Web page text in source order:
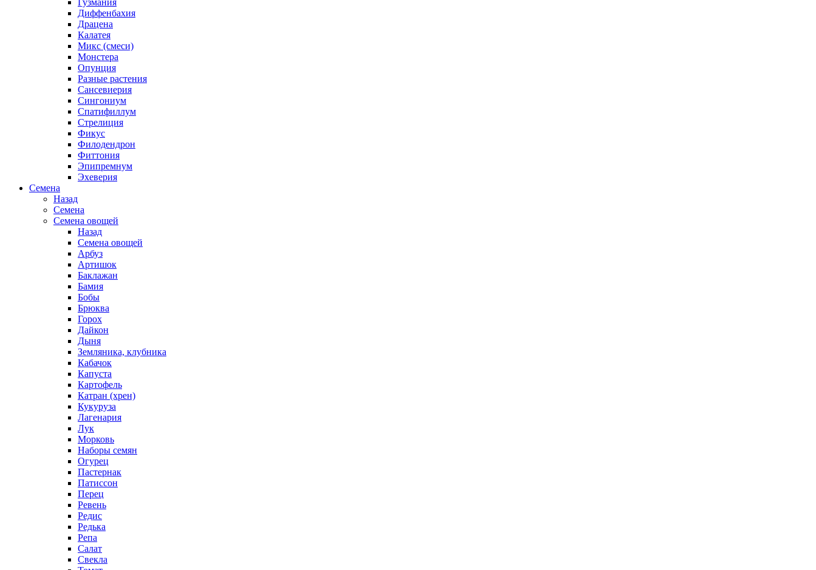
Гузмания
Диффенбахия
Драцена
Калатея
Микс (смеси)
Монстера
Опунция
Разные растения
Сансевиерия
Сингониум
Спатифиллум
Стрелиция
Фикус
Филодендрон
Фиттония
Эпипремнум
Эхеверия
Семена
Назад
Семена
Семена овощей
Назад
Семена овощей
Арбуз
Артишок
Баклажан
Бамия
Бобы
Брюква
Горох
Дайкон
Дыня
Земляника, клубника
Кабачок
Капуста
Картофель
Катран (хрен)
Кукуруза
Лагенария
Лук
Морковь
Наборы семян
Огурец
Пастернак
Патиссон
Перец
Ревень
Редис
Редька
Репа
Салат
Свекла